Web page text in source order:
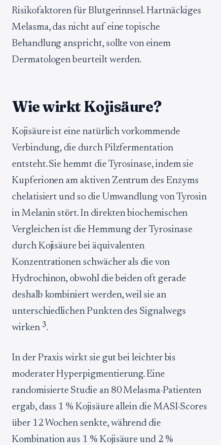
Risikofaktoren für Blutgerinnsel. Hartnäckiges
Melasma, das nicht auf eine topische
Behandlung anspricht, sollte von einem
Dermatologen beurteilt werden.
Wie wirkt Kojisäure?
Kojisäure ist eine natürlich vorkommende
Verbindung, die durch Pilzfermentation
entsteht. Sie hemmt die Tyrosinase, indem sie
Kupferionen am aktiven Zentrum des Enzyms
chelatisiert und so die Umwandlung von Tyrosin
in Melanin stört. In direkten biochemischen
Vergleichen ist die Hemmung der Tyrosinase
durch Kojisäure bei äquivalenten
Konzentrationen schwächer als die von
Hydrochinon, obwohl die beiden oft gerade
deshalb kombiniert werden, weil sie an
unterschiedlichen Punkten des Signalwegs
wirken 3.
In der Praxis wirkt sie gut bei leichter bis
moderater Hyperpigmentierung. Eine
randomisierte Studie an 80 Melasma-Patienten
ergab, dass 1 % Kojisäure allein die MASI-Scores
über 12 Wochen senkte, während die
Kombination aus 1 % Kojisäure und 2 %